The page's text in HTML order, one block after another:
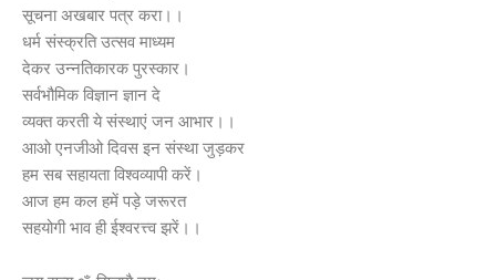
सूचना अखबार पत्र करा।।
धर्म संस्क्रति उत्सव माध्यम
देकर उन्नतिकारक पुरस्कार।
सर्वभौमिक विज्ञान ज्ञान दे
व्यक्त करती ये संस्थाएं जन आभार।।
आओ एनजीओ दिवस इन संस्था जुड़कर
हम सब सहायता विश्वव्यापी करें।
आज हम कल हमें पड़े जरूरत
सहयोगी भाव ही ईश्वरत्त्व झरें।।